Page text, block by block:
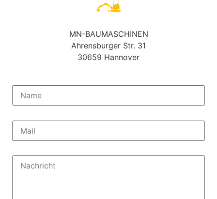
MN-BAUMASCHINEN
Ahrensburger Str. 31
30659 Hannover